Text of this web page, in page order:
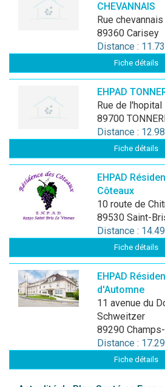
CHEVANNAIS
rue chevannais
89360 Carisey
Distance :
Fiche détails
EHPAD
rue de l'hopital
89700
Distance :
Fiche détails
EHPAD
Côteaux
10 route de
89530 Saint-
Distance :
Fiche détails
EHPAD
d'Automne
11 avenue du Docteur
Schweitzer
89290
Distance :
Fiche détails